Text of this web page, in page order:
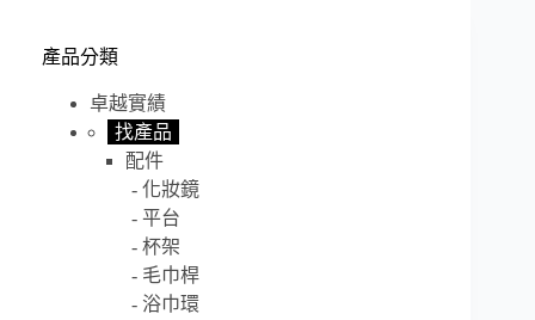
產品分類
卓越實績
找產品
配件
化妝鏡
平台
杯架
毛巾桿
浴巾環